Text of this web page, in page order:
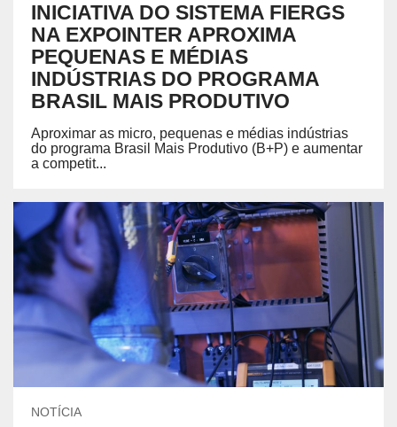
INICIATIVA DO SISTEMA FIERGS
NA EXPOINTER APROXIMA
PEQUENAS E MÉDIAS
INDÚSTRIAS DO PROGRAMA
BRASIL MAIS PRODUTIVO
Aproximar as micro, pequenas e médias indústrias
do programa Brasil Mais Produtivo (B+P) e aumentar
a competit...
NOTÍCIA